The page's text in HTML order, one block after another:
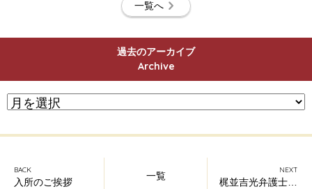
一覧へ
過去のアーカイブ
Archive
BACK
入所のご挨拶
一覧
NEXT
梶並吉光弁護士、兵庫県弁護士会に登録換え